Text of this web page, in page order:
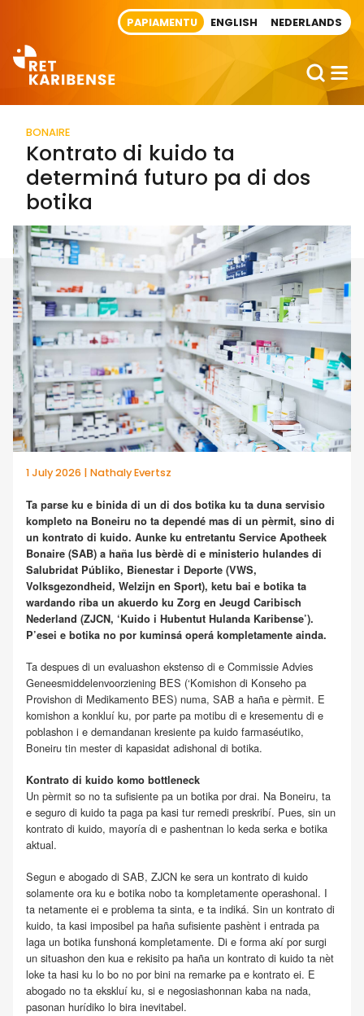
PAPIAMENTU ENGLISH NEDERLANDS
BONAIRE
Kontrato di kuido ta
determiná futuro pa di dos
botika
1 July 2026 | Nathaly Evertsz
Ta parse ku e binida di un di dos botika ku ta duna servisio
kompleto na Boneiru no ta dependé mas di un pèrmit, sino di
un kontrato di kuido. Aunke ku entretantu Service Apotheek
Bonaire (SAB) a haña lus bèrdè di e ministerio hulandes di
Salubridat Públiko, Bienestar i Deporte (VWS,
Volksgezondheid, Welzijn en Sport), ketu bai e botika ta
wardando riba un akuerdo ku Zorg en Jeugd Caribisch
Nederland (ZJCN, ‘Kuido i Hubentut Hulanda Karibense’).
P’esei e botika no por kuminsá operá kompletamente ainda.
Ta despues di un evaluashon ekstenso di e Commissie Advies
Geneesmiddelenvoorziening BES (‘Komishon di Konseho pa
Provishon di Medikamento BES) numa, SAB a haña e pèrmit. E
komishon a konkluí ku, por parte pa motibu di e kresementu di e
poblashon i e demandanan kresiente pa kuido farmaséutiko,
Boneiru tin mester di kapasidat adishonal di botika.
Kontrato di kuido komo bottleneck
Un pèrmit so no ta sufisiente pa un botika por drai. Na Boneiru, ta
e seguro di kuido ta paga pa kasi tur remedi preskribí. Pues, sin un
kontrato di kuido, mayoría di e pashentnan lo keda serka e botika
aktual.
Segun e abogado di SAB, ZJCN ke sera un kontrato di kuido
solamente ora ku e botika nobo ta kompletamente operashonal. I
ta netamente ei e problema ta sinta, e ta indiká. Sin un kontrato di
kuido, ta kasi imposibel pa haña sufisiente pashènt i entrada pa
laga un botika funshoná kompletamente. Di e forma akí por surgi
un situashon den kua e rekisito pa haña un kontrato di kuido ta nèt
loke ta hasi ku lo bo no por bini na remarke pa e kontrato ei. E
abogado no ta ekskluí ku, si e negosiashonnan kaba na nada,
pasonan hurídiko lo bira inevitabel.